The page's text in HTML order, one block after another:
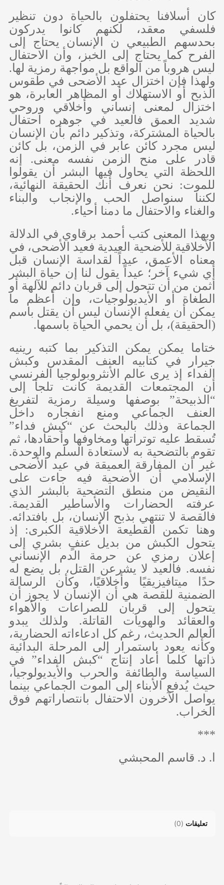
كان أسلافنا يحتفلون بالحياة دون تنظير
فلسفي معقد، لكنهم كانوا يدركون
بحدسهم الطبيعي ن الإنسان يحتاج إلى
الفرح كما يحتاج إلى الخبز، وأن الاحتفال
ليس هروباً من الواقع بل مواجهة رمزية لها.
ولهذا فإن اختزال عيد الأضحى في طقوس
الذبح أو الاستهلاك أو المظاهر العابرة، هو
اختزال لمعنى إنساني وأخلاقي وروحي
شديد العمق فالعيد في جوهره احتفال
بالحياة المشتركة، وتذكير دائم بأن الإنسان
ليس مجرد كائن عابر في الزمن، بل كائن
قادر على منح الزمن نفسه معنى. إنه
اللحظة التي يحاول فيها البشر أن يقولوا
للموت: نحن نعرف أنك الحقيقة النهائية،
لكننا سنواصل الحب والإنجاب والبناء
والغناء والاحتفال ما دمنا أحياء.
وبهذا المعنى كتب أحمد برقاوي في الدلالة
الأخلاقية للأضحية العيدية فعيد الأضحى، في
معناه الأعمق، عيداً لقداسة الإنسان قبل
أي شيء آخر؛ عيداً يقول لنا إن حياة البشر
أثمن من أن تتحول إلى قربان دائم للآلهة أو
الطغاة أو الأيديولوجيات، وإن أعظم ما
يمكن أن يفعله الإنسان ليس أن يقتل باسم
(الحقيقة)، بل أن يحمي الحياة باسمها.
ختاما يمكن يمكن التذكير بما كتبه رينيه
جيرار في كتابيه العنف المقدس وكبش
الفداء إذ يرى عالم الأنثروبولوجيا الفرنسي
أن المجتمعات القديمة كانت تلجأ إلى
“الذبيحة” بوصفها وسيلة رمزية لتفريغ
العنف الجماعي ومنع انفجاره داخل
الجماعة وذلك بالبحث عن “كبش فداء”
تُسقط عليه توتراتها ومخاوفها وأحقادها، ثم
تقوم بالتضحية به لاستعادة السلم والوحدة.
غير أن المفارقة العميقة في عيد الأضحى
الإسلامي أن الأضحية فيه جاءت على
النقيض من منطق التضحية بالبشر الذي
عرفته الحضارات والأساطير القديمة.
فالقصة لا تنتهي بذبح الإنسان، بل بافتدائه.
وهنا تكمن القطيعة الأخلاقية الكبرى: إذ
يتحول الكبش من بديل عنفٍ بشري إلى
إعلان رمزي عن حرمة الدم الإنساني
نفسه. فالعيد لا يشرعن القتل، بل يضع له
حدًا ميتافيزيقيًا وأخلاقيًا، وكأن الرسالة
الضمنية للقصة هي أن الإنسان لا يجوز أن
يتحول إلى قربان للصراعات والأهواء
والعقائد والهويات القاتلة. ولذلك يبدو
العالم الحديث، رغم كل ادعاءاته الحضارية،
وكأنه يعود باستمرار إلى المرحلة البدائية
ذاتها كلما أعاد إنتاج “كبش الفداء” في
السياسة والطائفة والحرب والأيديولوجيا،
حيث يُدفع الأبناء إلى الموت الجماعي بينما
يواصل الآخرون الاحتفال بانتصاراتهم فوق
الخراب.
***
ا. د. قاسم المحبشي
تعليقات (
0
)